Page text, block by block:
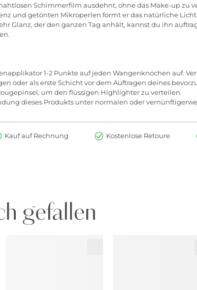
Schimmerfilm ausdehnt, ohne das Make-up zu
und getönten Mikroperlen formt er das natürliche
Glanz, der den ganzen Tag anhält, kannst du ihn
1-2 Punkte auf jeden Wangenknochen auf.
oder als erste Schicht vor dem Auftragen deines
um den flüssigen Highlighter zu verteilen.
dieses Produkts unter normalen oder
Kauf auf Rechnung Kostenlose Retoure
gefallen